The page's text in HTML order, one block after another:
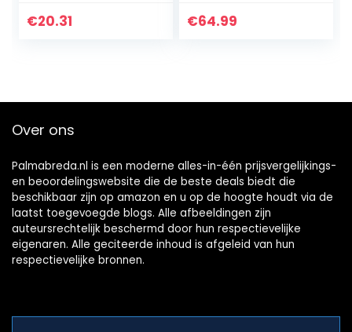
Baumwolle
€20.31 €64.99
Over ons
Palmabreda.nl is een moderne alles-in-één prijsvergelijkings-
en beoordelingswebsite die de beste deals biedt die
beschikbaar zijn op amazon en u op de hoogte houdt via de
laatst toegevoegde blogs. Alle afbeeldingen zijn
auteursrechtelijk beschermd door hun respectievelijke
eigenaren. Alle geciteerde inhoud is afgeleid van hun
respectievelijke bronnen.